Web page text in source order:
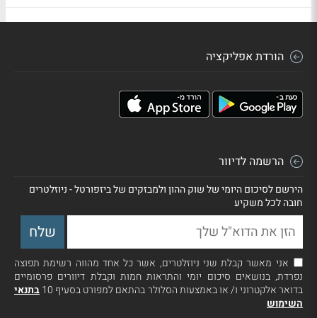
הורדת אפליקציה
הרשמה לדיוור
הירשם לסיכום היומי של שוק ההון ולמבזקים של ביזפורטל - ניוזלטרים
חובה לכל משקיע
אני מאשר קבלת שני ניוזלטרים, אשר כל אחד מהווה רשימת תפוצה
נפרדת, בנושאים סיכום יומי והתראות חמות וקבלת דיוורים פרסומיים
בדואר אלקטרוני ו/ או באמצעות הסלולר בהתאם למפורט בסעיף 10
בתנאי
השימוש